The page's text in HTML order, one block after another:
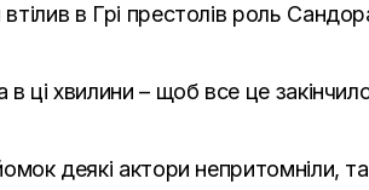
в Грі престолів роль
хвилини – щоб все це
деякі актори непритомніли,